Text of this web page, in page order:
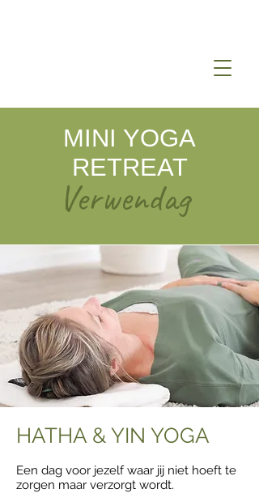
MINI YOGA
RETREAT
Verwendag
HATHA & YIN YOGA
Een dag voor jezelf waar jij niet hoeft te
zorgen maar verzorgt wordt.